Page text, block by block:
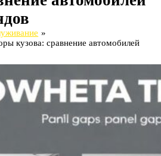
кузова: сравнение автомобилей